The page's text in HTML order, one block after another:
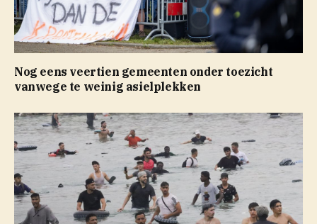
Nog eens veertien gemeenten onder toezicht
vanwege te weinig asielplekken